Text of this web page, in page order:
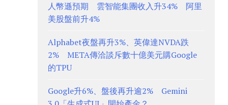
人幣遜預期 雲智能集團收入升34% 阿里
美股盤前升4%
Alphabet夜盤再升3%、英偉達NVDA跌
2% META傳洽談斥數十億美元購Google
的TPU
Google升6%、盤後再升逾2% Gemini